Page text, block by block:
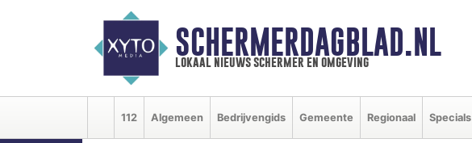
SCHERMERDAGBLAD.NL
lokaal nieuws schermer en omgeving
112 Algemeen Bedrijvengids Gemeente Regionaal Specials